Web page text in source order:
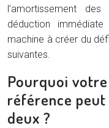
l’amortissement
déduction
machine à créer du
suivantes.
Pourquoi
référence
deux ?